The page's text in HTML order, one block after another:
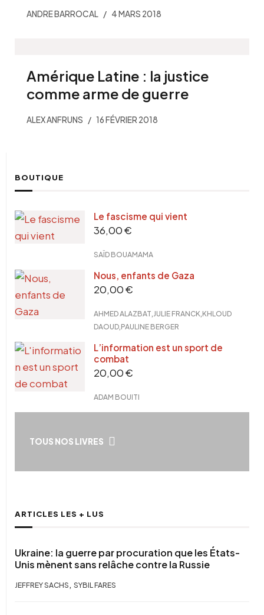
ANDRE BARROCAL 4 MARS 2018
Amérique Latine : la justice
comme arme de guerre
ALEX ANFRUNS 16 FÉVRIER 2018
BOUTIQUE
Le fascisme qui vient
36,00€
SAÏD BOUAMAMA
Nous, enfants de Gaza
20,00€
AHMED ALAZBAT JULIE FRANCK KHLOUD
DAOUD PAULINE BERGER
L’information est un sport de
combat
20,00€
ADAM BOUITI
TOUS NOS LIVRES
ARTICLES LES + LUS
Ukraine: la guerre par procuration que les États-
Unis mènent sans relâche contre la Russie
JEFFREY SACHS , SYBIL FARES